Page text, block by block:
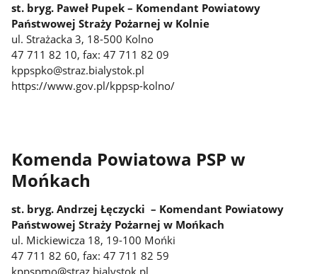
st. bryg. Paweł Pupek – Komendant Powiatowy
Państwowej Straży Pożarnej w Kolnie
ul. Strażacka 3, 18-500 Kolno
47 711 82 10, fax: 47 711 82 09
kppspko@straz.bialystok.pl
https://www.gov.pl/kppsp-kolno/
Komenda Powiatowa PSP w
Mońkach
st. bryg. Andrzej Łęczycki – Komendant Powiatowy
Państwowej Straży Pożarnej w Mońkach
ul. Mickiewicza 18, 19-100 Mońki
47 711 82 60, fax: 47 711 82 59
kppspmo@straz.bialystok.pl